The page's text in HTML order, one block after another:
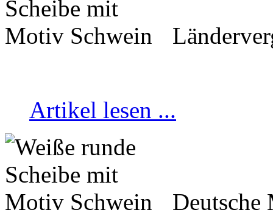
Artikel lesen ...
Deutsche